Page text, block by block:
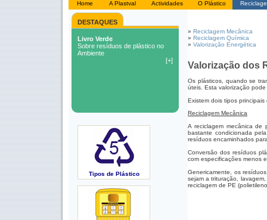
Home A Plastval Actividades O Plástico
DESTAQUES
Tipos de Plástico
» Reciclagem Mecânica
» Reciclagem Química
» Valorização Energética
Valorização dos
Os plásticos, quando se
úteis. Esta valorização
Existem dois tipos principais
Reciclagem Mecânica
A reciclagem mecânica
bastante condicionada
resíduos encaminhados
Conversão dos resíduos
com especificações menos
Genericamente, os
sejam a trituração,
reciclagem de PE